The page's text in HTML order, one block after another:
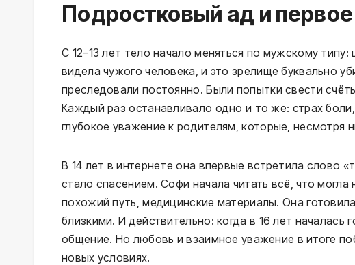
Подростковый ад и
С 12–13 лет тело начало меняться по мужскому
видела чужого человека, и это зрелище буквально
преследовали постоянно. Были попытки свести
Каждый раз останавливало одно и то же: страх
глубокое уважение к родителям, которые, несмотря
В 14 лет в интернете она впервые встретила слово
стало спасением. Софи начала читать всё, что
похожий путь, медицинские материалы. Она
близкими. И действительно: когда в 16 лет началась
общение. Но любовь и взаимное уважение в итоге
новых условиях.